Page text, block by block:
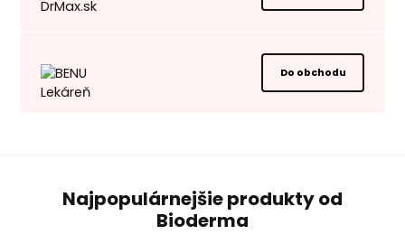
Do obchodu
Najpopulárnejšie produkty od
Bioderma